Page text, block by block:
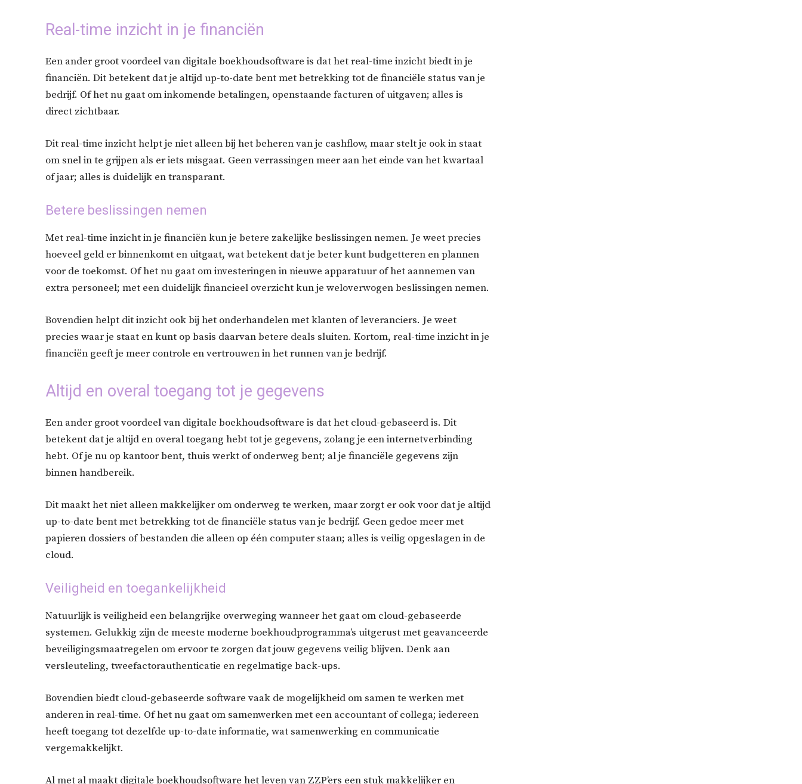
Real-time inzicht in je financiën
Een ander groot voordeel van digitale boekhoudsoftware is dat het real-time inzicht biedt in je
financiën. Dit betekent dat je altijd up-to-date bent met betrekking tot de financiële status van je
bedrijf. Of het nu gaat om inkomende betalingen, openstaande facturen of uitgaven; alles is
direct zichtbaar.
Dit real-time inzicht helpt je niet alleen bij het beheren van je cashflow, maar stelt je ook in staat
om snel in te grijpen als er iets misgaat. Geen verrassingen meer aan het einde van het kwartaal
of jaar; alles is duidelijk en transparant.
Betere beslissingen nemen
Met real-time inzicht in je financiën kun je betere zakelijke beslissingen nemen. Je weet precies
hoeveel geld er binnenkomt en uitgaat, wat betekent dat je beter kunt budgetteren en plannen
voor de toekomst. Of het nu gaat om investeringen in nieuwe apparatuur of het aannemen van
extra personeel; met een duidelijk financieel overzicht kun je weloverwogen beslissingen nemen.
Bovendien helpt dit inzicht ook bij het onderhandelen met klanten of leveranciers. Je weet
precies waar je staat en kunt op basis daarvan betere deals sluiten. Kortom, real-time inzicht in je
financiën geeft je meer controle en vertrouwen in het runnen van je bedrijf.
Altijd en overal toegang tot je gegevens
Een ander groot voordeel van digitale boekhoudsoftware is dat het cloud-gebaseerd is. Dit
betekent dat je altijd en overal toegang hebt tot je gegevens, zolang je een internetverbinding
hebt. Of je nu op kantoor bent, thuis werkt of onderweg bent; al je financiële gegevens zijn
binnen handbereik.
Dit maakt het niet alleen makkelijker om onderweg te werken, maar zorgt er ook voor dat je altijd
up-to-date bent met betrekking tot de financiële status van je bedrijf. Geen gedoe meer met
papieren dossiers of bestanden die alleen op één computer staan; alles is veilig opgeslagen in de
cloud.
Veiligheid en toegankelijkheid
Natuurlijk is veiligheid een belangrijke overweging wanneer het gaat om cloud-gebaseerde
systemen. Gelukkig zijn de meeste moderne boekhoudprogramma’s uitgerust met geavanceerde
beveiligingsmaatregelen om ervoor te zorgen dat jouw gegevens veilig blijven. Denk aan
versleuteling, tweefactorauthenticatie en regelmatige back-ups.
Bovendien biedt cloud-gebaseerde software vaak de mogelijkheid om samen te werken met
anderen in real-time. Of het nu gaat om samenwerken met een accountant of collega; iedereen
heeft toegang tot dezelfde up-to-date informatie, wat samenwerking en communicatie
vergemakkelijkt.
Al met al maakt digitale boekhoudsoftware het leven van ZZP’ers een stuk makkelijker en